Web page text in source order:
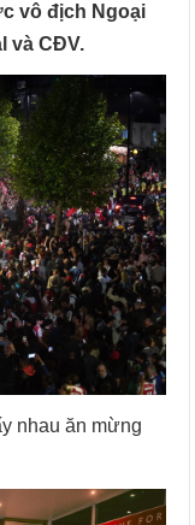
vô địch Ngoại
và CĐV.
nhau ăn mừng